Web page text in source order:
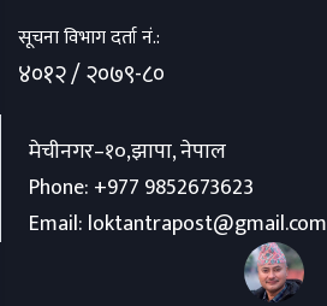
सूचना विभाग दर्ता नं.:
४०१२ / २०७९-८०
मेचीनगर–१०,झापा, नेपाल
Phone: +977 9852673623
Email: loktantrapost@gmail.com